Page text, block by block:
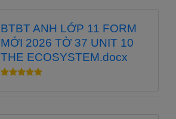
BTBT ANH LỚP 11 FORM
MỚI 2026 TỜ 37 UNIT 10
THE ECOSYSTEM.docx